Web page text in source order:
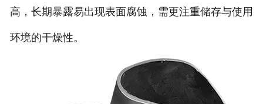
高，长期暴露易出现表面腐蚀，需更注重储存与使用
环境的干燥性。